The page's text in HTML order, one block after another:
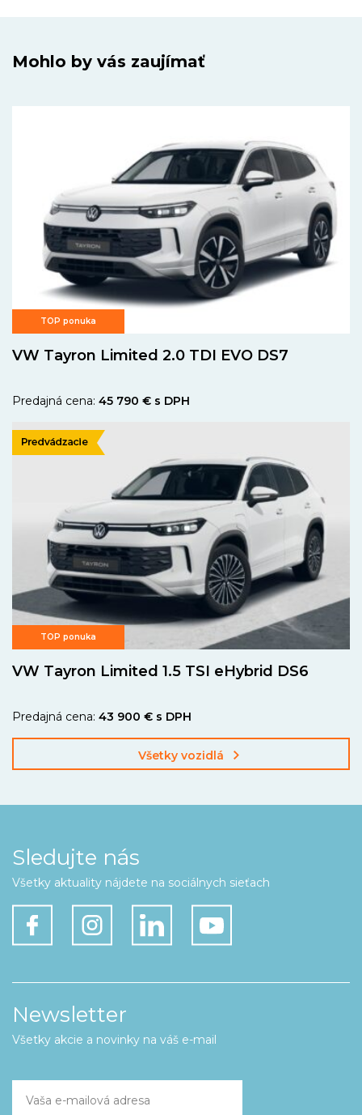
Mohlo by vás zaujímať
TOP ponuka
VW Tayron Limited 2.0 TDI EVO DS7
Predajná cena: 45 790 € s DPH
TOP ponuka
VW Tayron Limited 1.5 TSI eHybrid DS6
Predajná cena: 43 900 € s DPH
Všetky vozidlá
Sledujte nás
Všetky aktuality nájdete na sociálnych sieťach
Newsletter
Všetky akcie a novinky na váš e-mail